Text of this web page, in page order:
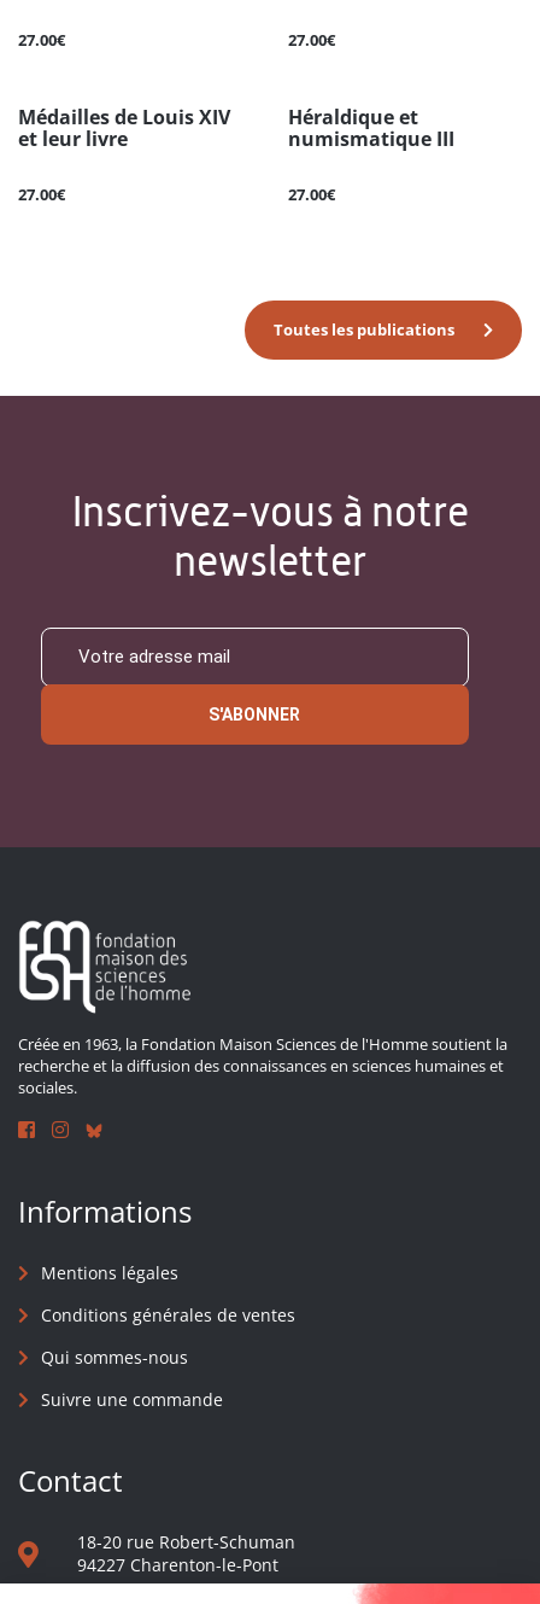
27.00€ 27.00€
Médailles de Louis XIV
et leur livre
27.00€
Héraldique et
numismatique III
27.00€
Toutes les publications
Inscrivez-vous à notre
newsletter
S'ABONNER
Créée en 1963, la Fondation Maison Sciences de l'Homme soutient la
recherche et la diffusion des connaissances en sciences humaines et
sociales.
Informations
Mentions légales
Conditions générales de ventes
Qui sommes-nous
Suivre une commande
Contact
18-20 rue Robert-Schuman
94227 Charenton-le-Pont